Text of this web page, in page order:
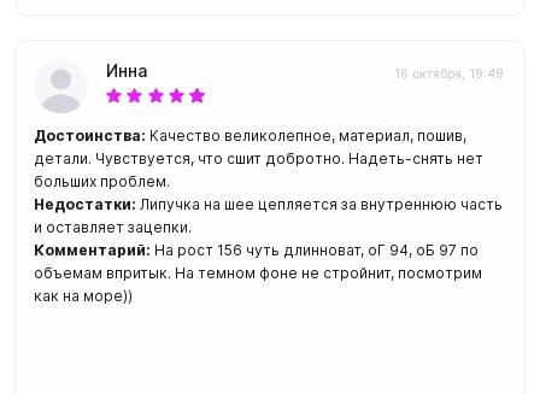
Инна 16 октября, 19:49
Достоинства: Качество великолепное, материал, пошив,
детали. Чувствуется, что сшит добротно. Надеть-снять нет
больших проблем.
Недостатки: Липучка на шее цепляется за внутреннюю часть
и оставляет зацепки.
Комментарий: На рост 156 чуть длинноват, оГ 94, оБ 97 по
объемам впритык. На темном фоне не стройнит, посмотрим
как на море))